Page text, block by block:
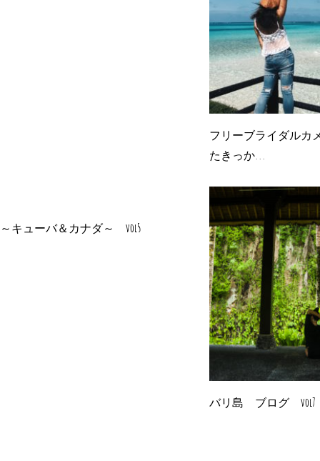
フリーブライダルカ
たきっか...
～キューバ＆カナダ～ vol5
バリ島 ブログ